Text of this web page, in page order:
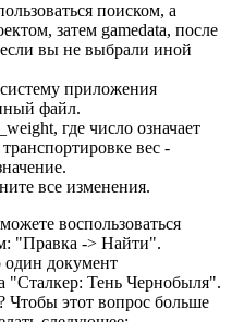
поиском, а
затем gamedata, после
вы не выбрали иной
приложения
файл.
где число означает
вес -
все изменения.
воспользоваться
"Правка -> Найти".
один документ
"Сталкер: Тень Чернобыля".
Чтобы этот вопрос больше